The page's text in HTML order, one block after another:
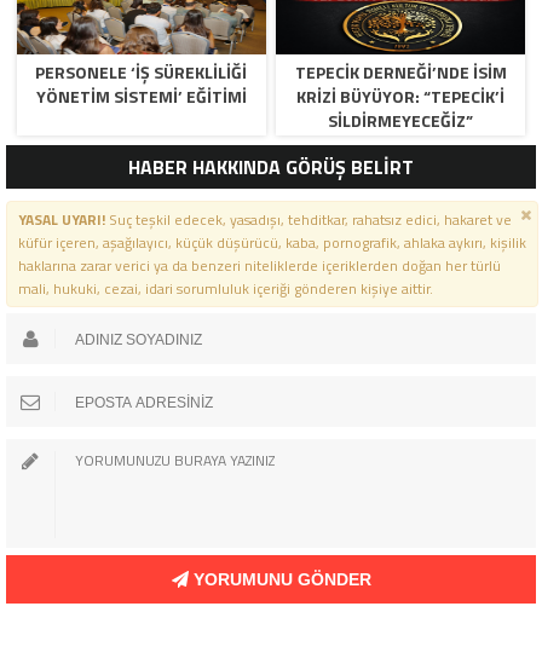
PERSONELE ‘İŞ SÜREKLİLİĞİ
YÖNETİM SİSTEMİ’ EĞİTİMİ
TEPECİK DERNEĞİ’NDE İSİM
KRİZİ BÜYÜYOR: “TEPECİK’İ
SİLDİRMEYECEĞİZ”
HABER HAKKINDA GÖRÜŞ BELİRT
YASAL UYARI!Suç teşkil edecek, yasadışı, tehditkar, rahatsız edici, hakaret ve
küfür içeren, aşağılayıcı, küçük düşürücü, kaba, pornografik, ahlaka aykırı, kişilik
haklarına zarar verici ya da benzeri niteliklerde içeriklerden doğan her türlü
mali, hukuki, cezai, idari sorumluluk içeriği gönderen kişiye aittir.
YORUMUNU GÖNDER